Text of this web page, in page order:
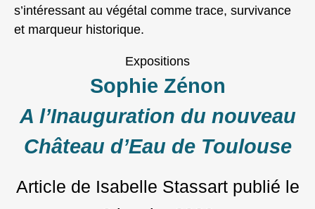
s’intéressant au végétal comme trace, survivance
et marqueur historique.
Expositions
Sophie Zénon
A l’Inauguration du nouveau
Château d’Eau de Toulouse
Article de Isabelle Stassartpublié le